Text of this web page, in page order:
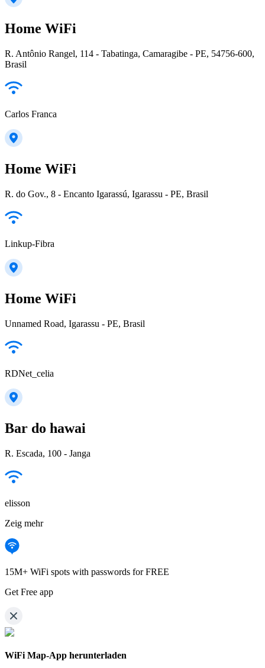
Home WiFi
R. Antônio Rangel, 114 - Tabatinga, Camaragibe - PE, 54756-600,
Brasil
Carlos Franca
Home WiFi
R. do Gov., 8 - Encanto Igarassú, Igarassu - PE, Brasil
Linkup-Fibra
Home WiFi
Unnamed Road, Igarassu - PE, Brasil
RDNet_celia
Bar do hawai
R. Escada, 100 - Janga
elisson
Zeig mehr
15M+ WiFi spots with passwords for FREE
Get Free app
WiFi Map-App herunterladen